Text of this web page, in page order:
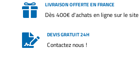
 LIVRAISON OFFERTE EN FRANCE
Dès 400€ d'achats en ligne sur le site
 DEVIS GRATUIT 24H
Contactez nous !